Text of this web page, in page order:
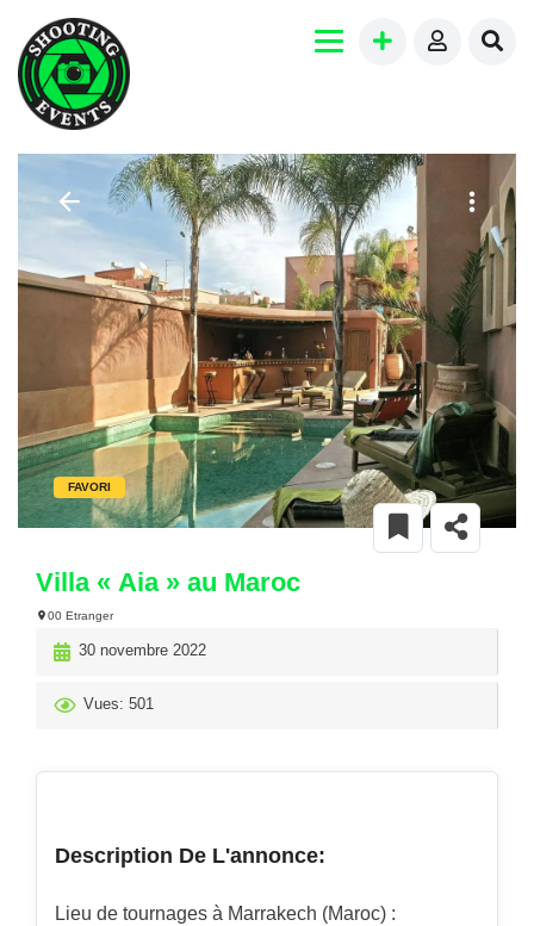
FAVORI
Villa « Aia » au Maroc
00 Etranger
30 novembre 2022
Vues: 501
Description De L'annonce:
Lieu de tournages à Marrakech (Maroc) :